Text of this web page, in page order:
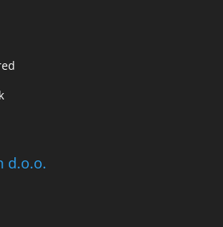
d.o.o.